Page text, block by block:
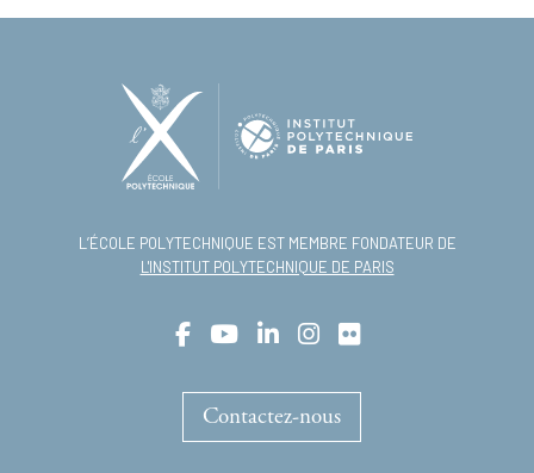
L’ÉCOLE POLYTECHNIQUE EST MEMBRE FONDATEUR DE
L'INSTITUT POLYTECHNIQUE DE PARIS
Contactez-nous